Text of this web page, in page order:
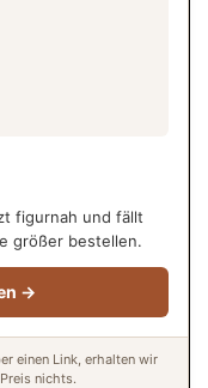
figurnah und fällt
größer bestellen.
→
einen Link, erhalten wir
nichts.